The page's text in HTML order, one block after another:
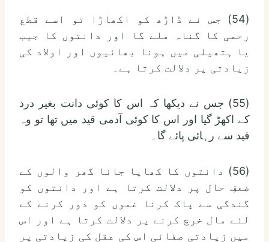
(54) جس نے ڈاڑھ کو اکھاڑا تو اسے قطع
رحمی کا گناہ ملے گا اور دانتوں کا جیب
یا ہتھیلی میں ہونا بھائیوں اور اولاد کی
زیادتی پر دلالت کرتا ہے۔
(55) جس نے دیکھا کہ اس کا کوئی دانت بغیر درد
کے اکھڑ گیا اور اس کا کوئی آدمی قید میں تھا تو وہ
قید سے رہائی پائے گا۔
(56) دانتوں کا کھایا جانا گھر والوں کے
ضعفِ حال پر دلالت کرتا ہے اور دانتوں کو
گندگی سے پاک کرنا غموں کو دور کرنے کے
لئے مال خرچ کرنے پر دلالت کرتا ہے اور اس
میں زیادتی صفائی اس کی عقل کی زیادتی پر